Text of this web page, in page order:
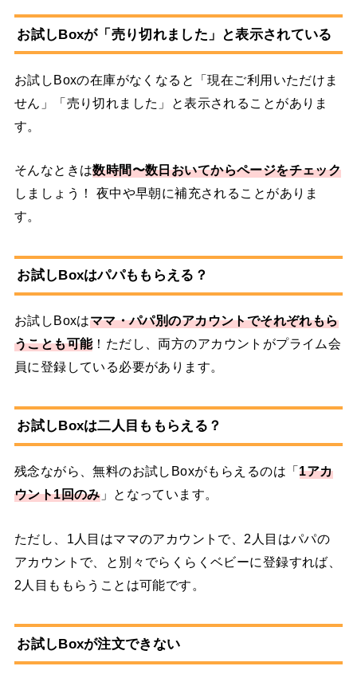
お試しBoxが「売り切れました」と表示されている
お試しBoxの在庫がなくなると「現在ご利用いただけま
せん」「売り切れました」と表示されることがありま
す。
そんなときは数時間〜数日おいてからページをチェック
しましょう！ 夜中や早朝に補充されることがありま
す。
お試しBoxはパパももらえる？
お試しBoxはママ・パパ別のアカウントでそれぞれもら
うことも可能！ただし、両方のアカウントがプライム会
員に登録している必要があります。
お試しBoxは二人目ももらえる？
残念ながら、無料のお試しBoxがもらえるのは「 1アカ
ウント1回のみ」となっています。
ただし、1人目はママのアカウントで、2人目はパパの
アカウントで、と別々でらくらくベビーに登録すれば、
2人目ももらうことは可能です。
お試しBoxが注文できない